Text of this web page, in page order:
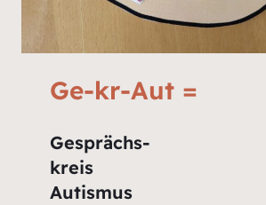
Ge-kr-Aut =
Gesprächs-
kreis
Autismus